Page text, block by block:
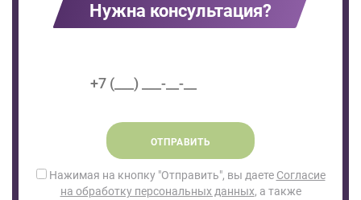
Нужна консультация?
ОТПРАВИТЬ
Нажимая на кнопку "Отправить", вы даете Согласие
на обработку персональных данных, а также